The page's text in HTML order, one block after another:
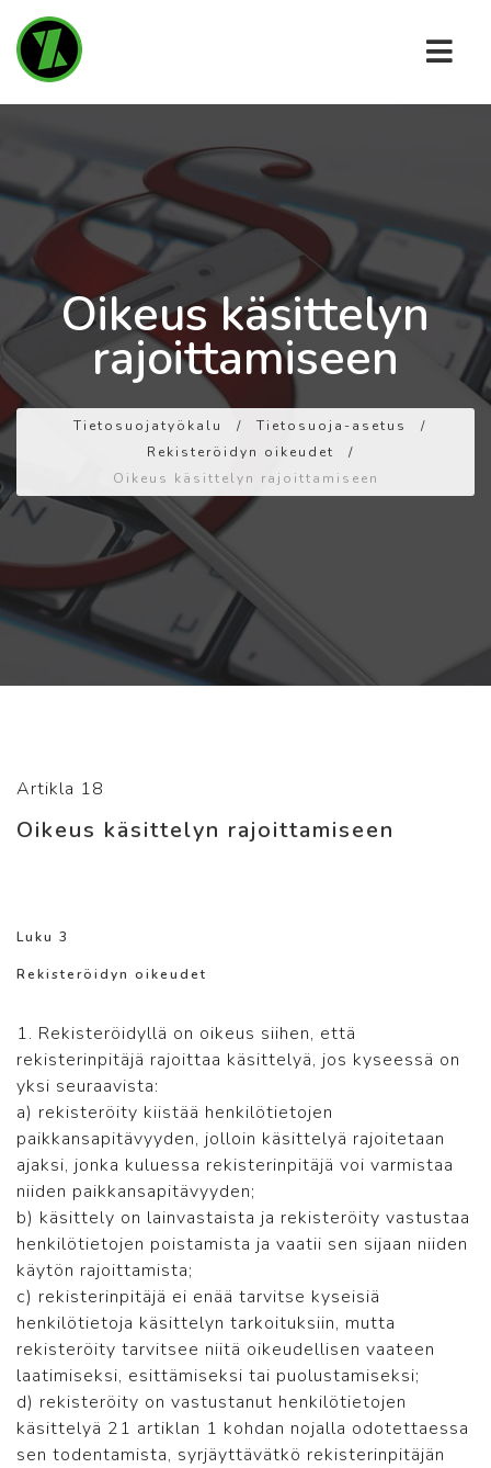
Oikeus käsittelyn
rajoittamiseen
Tietosuojatyökalu / Tietosuoja-asetus
/
Rekisteröidyn oikeudet
/
Oikeus käsittelyn rajoittamiseen
Artikla 18
Oikeus käsittelyn rajoittamiseen
Luku 3
Rekisteröidyn oikeudet
1. Rekisteröidyllä on oikeus siihen, että
rekisterinpitäjä rajoittaa käsittelyä, jos kyseessä on
yksi seuraavista:
a) rekisteröity kiistää henkilötietojen
paikkansapitävyyden, jolloin käsittelyä rajoitetaan
ajaksi, jonka kuluessa rekisterinpitäjä voi varmistaa
niiden paikkansapitävyyden;
b) käsittely on lainvastaista ja rekisteröity vastustaa
henkilötietojen poistamista ja vaatii sen sijaan niiden
käytön rajoittamista;
c) rekisterinpitäjä ei enää tarvitse kyseisiä
henkilötietoja käsittelyn tarkoituksiin, mutta
rekisteröity tarvitsee niitä oikeudellisen vaateen
laatimiseksi, esittämiseksi tai puolustamiseksi;
d) rekisteröity on vastustanut henkilötietojen
käsittelyä 21 artiklan 1 kohdan nojalla odotettaessa
sen todentamista, syrjäyttävätkö rekisterinpitäjän